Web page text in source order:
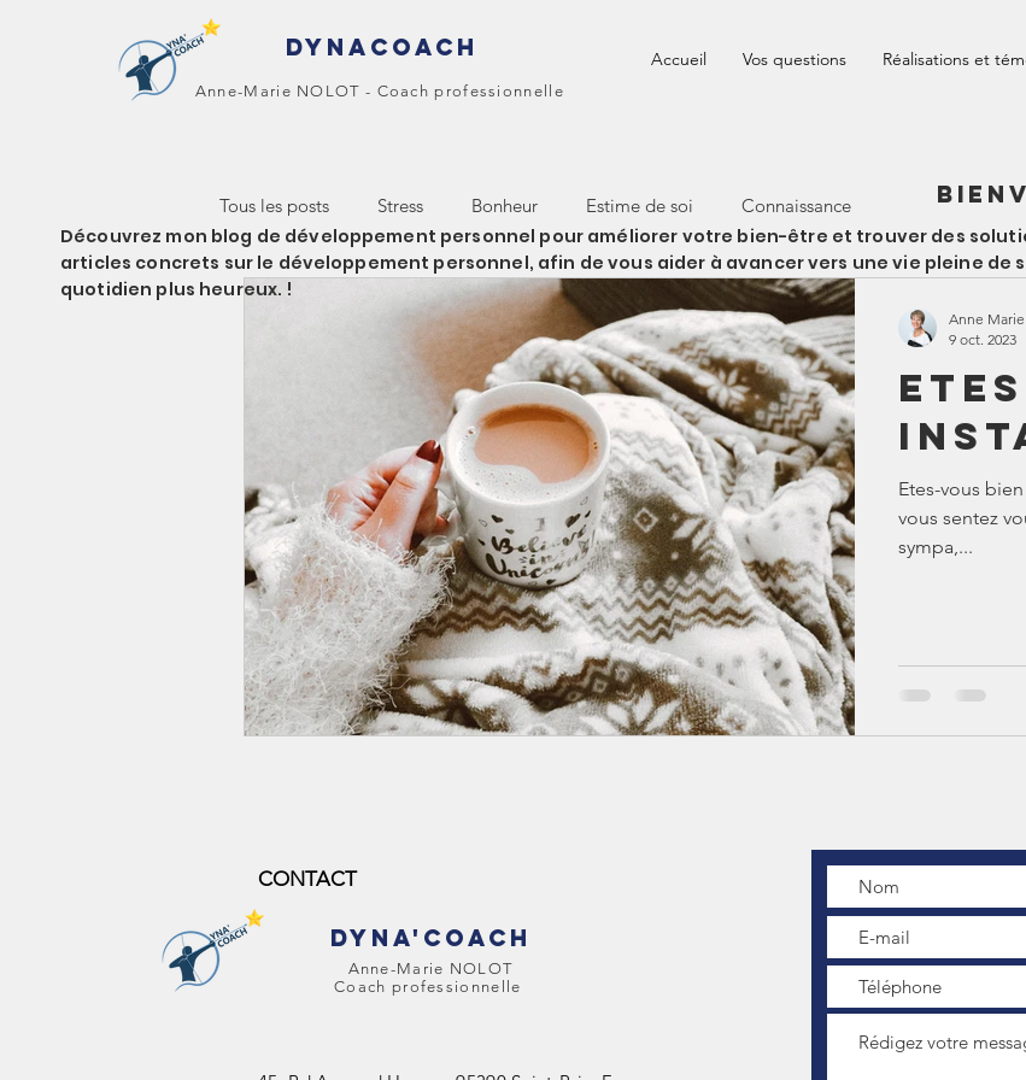
DYNACOACH
Anne-Marie NOLOT - Coach professionnelle
Accueil Vos questions Réalisations et
Tous les posts Stress Bonheur Estime de soi Connaissance
Etes-vous
vous sentez
sympa,...
Anne
9 oct. 2023
Découvrez mon blog de développement personnel pour améliorer votre bien-être et trouver des
articles concrets sur le développement personnel, afin de vous aider à avancer vers une vie pleine
quotidien plus heureux. !
CONTACT
DYNA'COACH
Anne-Marie NOLOT
Coach professionnelle